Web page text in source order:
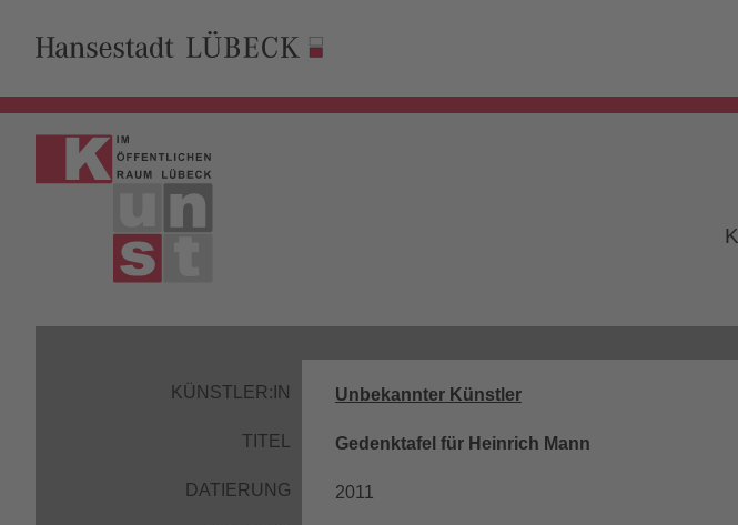
KÜNSTLER:IN Unbekannter Künstler
TITEL Gedenktafel für Heinrich Mann
DATIERUNG 2011